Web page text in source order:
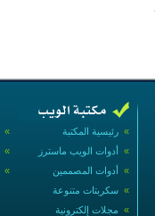
» » رئيسية المكتبة
»
» أدوات الويب ماسترز
»
» أدوات المصممين
» سكربتات متنوعة
» مجلات إلكترونية